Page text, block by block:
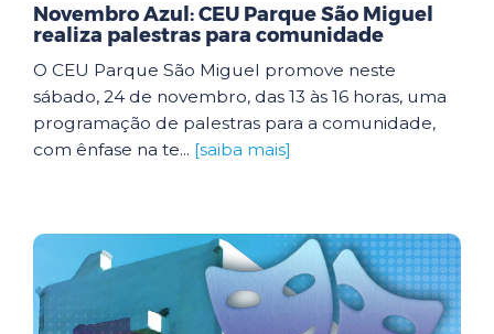
Novembro Azul: CEU Parque São Miguel
realiza palestras para comunidade
O CEU Parque São Miguel promove neste
sábado, 24 de novembro, das 13 às 16 horas, uma
programação de palestras para a comunidade,
com ênfase na te... [saiba mais]